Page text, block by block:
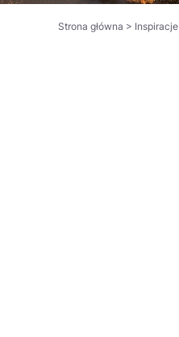
Strona główna > Inspiracje